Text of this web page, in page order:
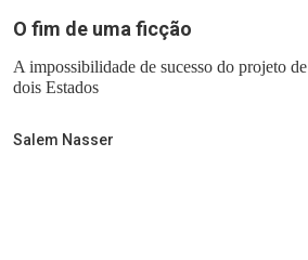
O fim de uma ficção
A impossibilidade de sucesso do projeto de
dois Estados
Salem Nasser